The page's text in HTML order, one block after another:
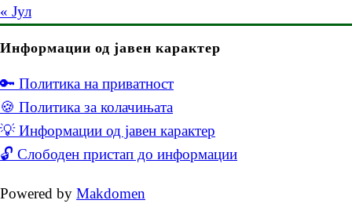
« Јул
Информации од јавен карактер
🔑 Политика на приватност
🍪 Политика за колачињата
💡 Информации од јавен карактер
🔓 Слободен пристап до информации
Powered by Makdomen